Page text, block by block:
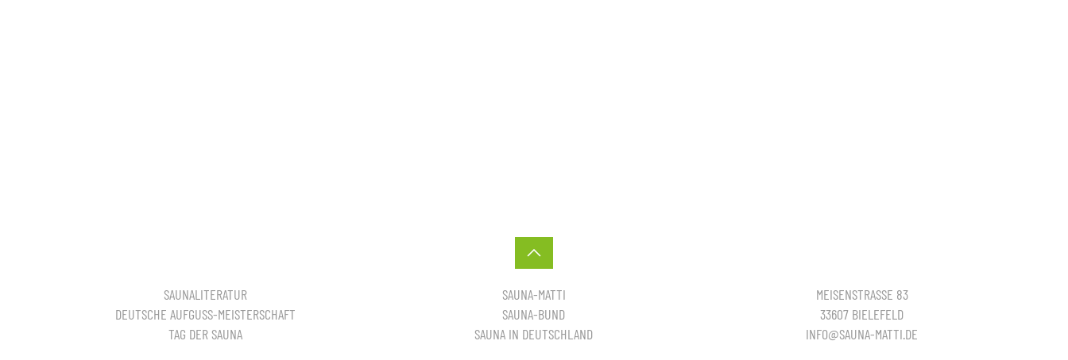
SAUNALITERATUR
DEUTSCHE AUFGUSS-MEISTERSCHAFT
TAG DER SAUNA
SAUNA-MATTI
SAUNA-BUND
SAUNA IN DEUTSCHLAND
MEISENSTRASSE 83
33607 BIELEFELD
INFO@SAUNA-MATTI.DE